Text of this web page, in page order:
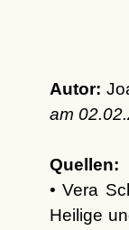
Autor:
am
Quellen:
• Vera
Heilige